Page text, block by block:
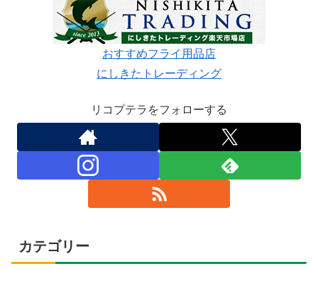
おすすめフライ用品店
にしきたトレーディング
リコプテラをフォローする
カテゴリー